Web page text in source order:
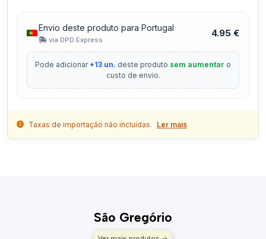
Envio deste produto para Portugal
via DPD Express
4.95 €
Pode adicionar+13 un. deste produto sem aumentar o
custo de envio.
Taxas de importação não incluídas. Ler mais
São Gregório